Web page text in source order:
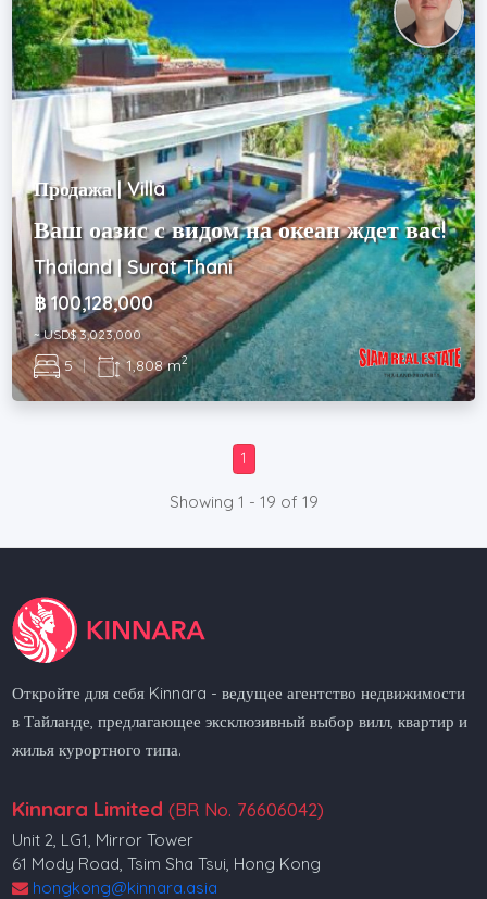
Продажа | Villa
Ваш оазис с видом на океан ждет вас!
Thailand | Surat Thani
฿ 100,128,000
~ USD$ 3,023,000
5 | 1,808 m2
1
Showing 1 - 19 of 19
Откройте для себя Kinnara - ведущее агентство недвижимости
в Тайланде, предлагающее эксклюзивный выбор вилл, квартир и
жилья курортного типа.
Kinnara Limited (BR No. 76606042)
Unit 2, LG1, Mirror Tower
61 Mody Road, Tsim Sha Tsui, Hong Kong
hongkong@kinnara.asia